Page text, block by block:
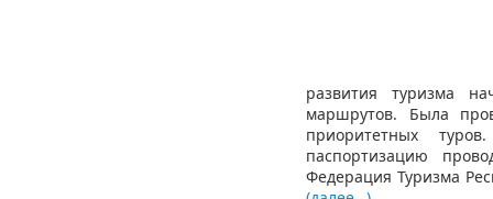
развития туризма
маршрутов. Была
приоритетных
паспортизацию
Федерация Туризма